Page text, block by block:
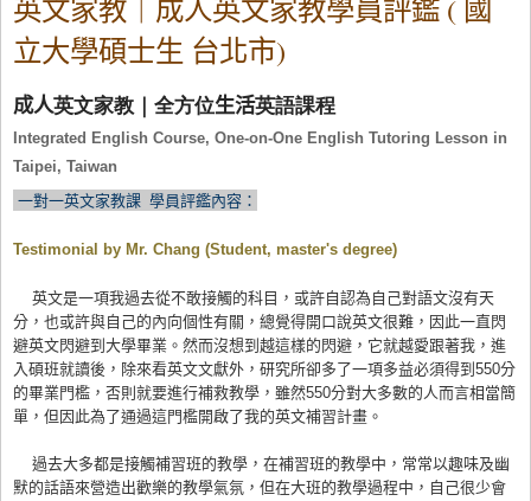
英文家教｜成人英文家教學員評鑑 ( 國
立大學碩士生 台北市)
成人英文家教｜ 全方位生活英語課程
Integrated English Course, One-on-One English Tutoring Lesson in
Taipei, Taiwan
一對一英文家教課 學員評鑑內容：
Testimonial by Mr. Chang (Student, master's degree)
英文是一項我過去從不敢接觸的科目，或許自認為自己對語文沒有天
分，也或許與自己的內向個性有關，總覺得開口說英文很難，因此一直閃
避英文閃避到大學畢業。然而沒想到越這樣的閃避，它就越愛跟著我，進
入碩班就讀後，除來看英文文獻外，研究所卻多了一項多益必須得到550分
的畢業門檻，否則就要進行補救教學，雖然550分對大多數的人而言相當簡
單，但因此為了通過這門檻開啟了我的英文補習計畫。
過去大多都是接觸補習班的教學，在補習班的教學中，常常以趣味及幽
默的話語來營造出歡樂的教學氣氛，但在大班的教學過程中，自己很少會